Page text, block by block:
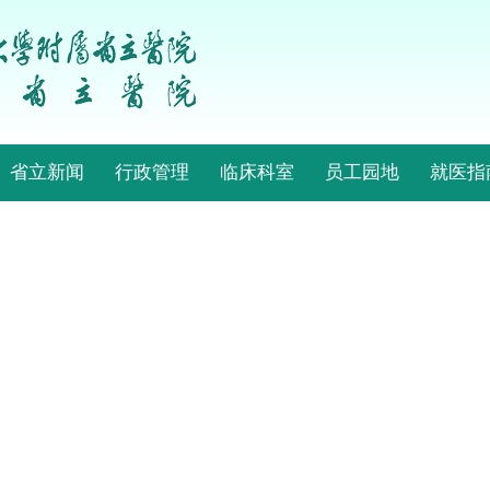
省立新闻 行政管理 临床科室 员工园地 就医指